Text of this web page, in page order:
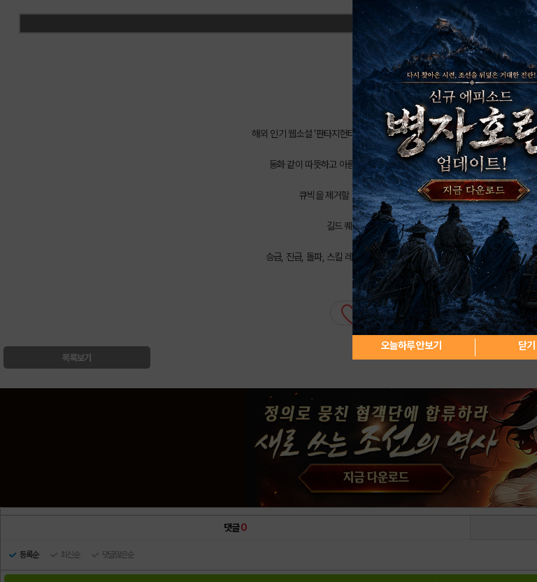
▶ <SOS 여동생을 구해줘!> 게임
어느 날, 여동생 로라가 갑자기 사라졌어
사라진 여동생을 찾기 위해 이세계에 뛰어
이세계의 숨겨진 비밀을 알게 되는데
여동생의 구원자가 되어줄 단장님을 모집합
★흥미진진한 이세계 모험 이야기★
해외 인기 웹소설 '판타지헌터'를 원작으로 하는 흥미진진한 판타지헌터 세계의
★아름답고 아기자기한 일러스트★
동화 같이 따뜻하고 아름다운 배경, 개성만점 색다른 캐릭터 일러스트 눈을
★색다른 감각이 더해진 큐빅 전투★
큐빅을 제거할 수록 강해지는 공격력! 이제는 타이밍 승부다~ 전략
★함께하면 더욱 즐거운 길드★
길드 퀘스트, 길드 출석, 길드 BOSS 등 길드원들과 함께하
★ 내 용사는 내가 키운다! ★
승급, 진급, 돌파, 스킬 레벨업을 통해 더욱 더 성장하는 나의 용사! 강력해진
0
목록보기
댓글0
등록순 최신순 댓글많은순
오늘하루 안보기 닫기